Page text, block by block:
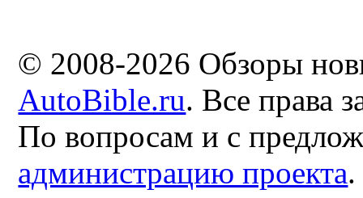
© 2008-2026 Обзоры
AutoBible.ru. Все права
По вопросам и с
администрацию проекта.